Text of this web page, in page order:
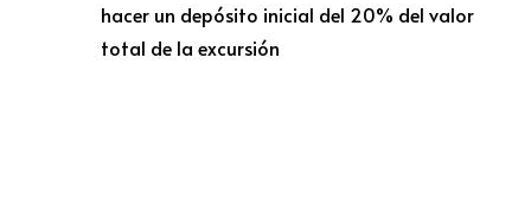
hacer un depósito inicial del 20% del valor
total de la excursión